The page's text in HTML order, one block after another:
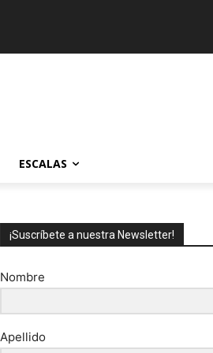
ESCALAS
¡Suscríbete a nuestra Newsletter!
Nombre
Apellido